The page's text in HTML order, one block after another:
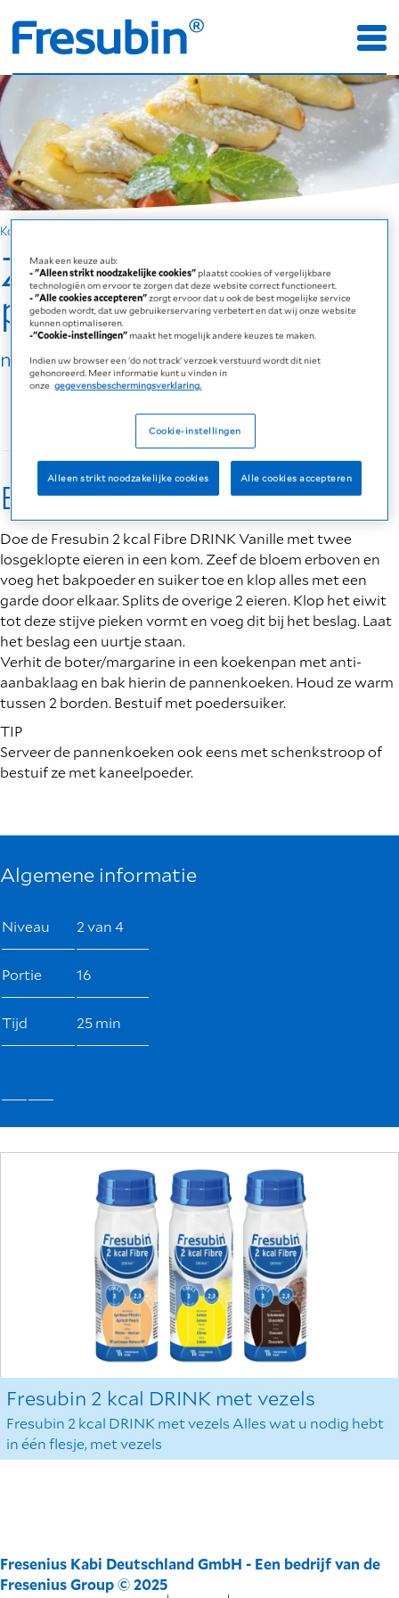
Koken met Fresubin
Zoete
pannenkoeken
met Fresubin 2 kcal Fibre DRINK Vanille
Bereiding
Doe de Fresubin 2 kcal Fibre DRINK Vanille met twee
losgeklopte eieren in een kom. Zeef de bloem erboven en
voeg het bakpoeder en suiker toe en klop alles met een
garde door elkaar. Splits de overige 2 eieren. Klop het eiwit
tot deze stijve pieken vormt en voeg dit bij het beslag. Laat
het beslag een uurtje staan.
Verhit de boter/margarine in een koekenpan met anti-
aanbaklaag en bak hierin de pannenkoeken. Houd ze warm
tussen 2 borden. Bestuif met poedersuiker.
TIP
Serveer de pannenkoeken ook eens met schenkstroop of
bestuif ze met kaneelpoeder.
Algemene informatie
Niveau 2 van 4
Portie 16
Tijd 25 min
Fresubin 2 kcal DRINK met vezels
Fresubin 2 kcal DRINK met vezels Alles wat u nodig hebt
in één flesje, met vezels
Fresenius Kabi Deutschland GmbH - Een bedrijf van de
Fresenius Group © 2025
Maak een keuze aub:
- "Alleen strikt noodzakelijke cookies"plaatst cookies of vergelijkbare
technologiën om ervoor te zorgen dat deze website correct functioneert.
- "Alle cookies accepteren"zorgt ervoor dat u ook de best mogelijke service
geboden wordt, dat uw gebruikerservaring verbetert en dat wij onze website
kunnen optimaliseren.
-"Cookie-instellingen"maakt het mogelijk andere keuzes te maken.
Indien uw browser een 'do not track' verzoek verstuurd wordt dit niet
gehonoreerd. Meer informatie kunt u vinden in
onze gegevensbeschermingsverklaring.
Cookie-instellingen
Alleen strikt noodzakelijke cookies Alle cookies accepteren